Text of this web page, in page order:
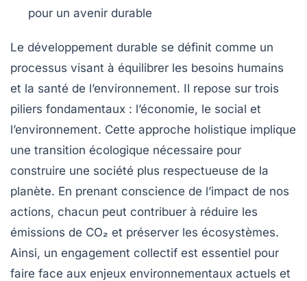
pour un avenir durable
Le développement durable se définit comme un
processus visant à équilibrer les besoins humains
et la santé de l’environnement. Il repose sur trois
piliers fondamentaux : l’économie, le social et
l’environnement. Cette approche holistique implique
une transition écologique nécessaire pour
construire une société plus respectueuse de la
planète. En prenant conscience de l’impact de nos
actions, chacun peut contribuer à réduire les
émissions de CO₂ et préserver les écosystèmes.
Ainsi, un engagement collectif est essentiel pour
faire face aux enjeux environnementaux actuels et